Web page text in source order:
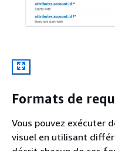
Formats de
Vous pouvez exécuter
visuel en utilisant